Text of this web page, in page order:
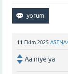
11 Ekim 2025
Aa niye ya